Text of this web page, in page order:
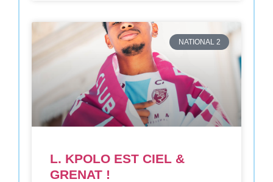
NATIONAL 2
L. KPOLO EST CIEL &
GRENAT !